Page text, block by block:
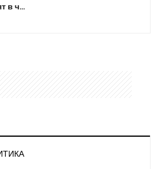
в ч…